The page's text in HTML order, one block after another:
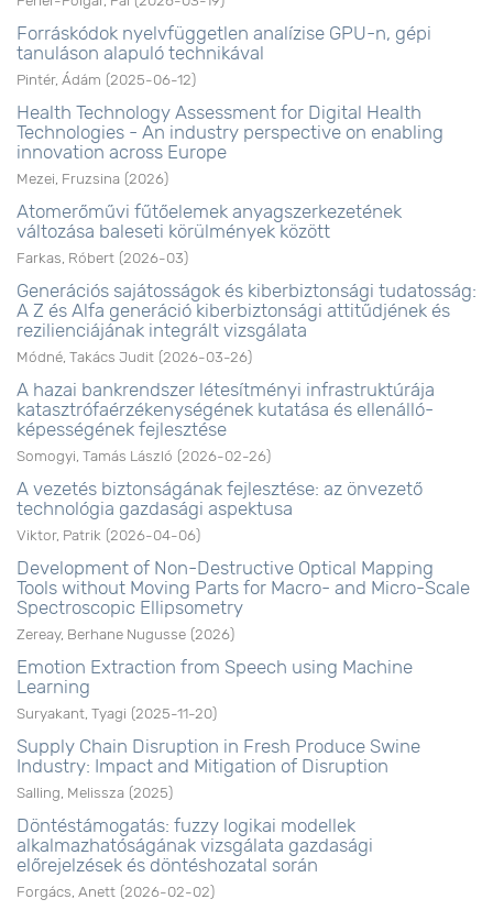
Forráskódok nyelvfüggetlen analízise GPU-n, gépi
tanuláson alapuló technikával
Pintér, Ádám (2025-06-12)
Health Technology Assessment for Digital Health
Technologies - An industry perspective on enabling
innovation across Europe
Mezei, Fruzsina (2026)
Atomerőművi fűtőelemek anyagszerkezetének
változása baleseti körülmények között
Farkas, Róbert (2026-03)
Generációs sajátosságok és kiberbiztonsági tudatosság:
A Z és Alfa generáció kiberbiztonsági attitűdjének és
rezilienciájának integrált vizsgálata
Módné, Takács Judit (2026-03-26)
A hazai bankrendszer létesítményi infrastruktúrája
katasztrófaérzékenységének kutatása és ellenálló-
képességének fejlesztése
Somogyi, Tamás László (2026-02-26)
A vezetés biztonságának fejlesztése: az önvezető
technológia gazdasági aspektusa
Viktor, Patrik (2026-04-06)
Development of Non-Destructive Optical Mapping
Tools without Moving Parts for Macro- and Micro-Scale
Spectroscopic Ellipsometry
Zereay, Berhane Nugusse (2026)
Emotion Extraction from Speech using Machine
Learning
Suryakant, Tyagi (2025-11-20)
Supply Chain Disruption in Fresh Produce Swine
Industry: Impact and Mitigation of Disruption
Salling, Melissza (2025)
Döntéstámogatás: fuzzy logikai modellek
alkalmazhatóságának vizsgálata gazdasági
előrejelzések és döntéshozatal során
Forgács, Anett (2026-02-02)